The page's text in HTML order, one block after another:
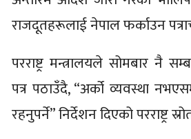
राजदूतहरूलाई नेपाल फर्काउन
परराष्ट्र मन्त्रालयले सोमबार नै
पत्र पठाउँदै, “अर्को व्यवस्था
रहनुपर्ने” निर्देशन दिएको परराष्ट्र